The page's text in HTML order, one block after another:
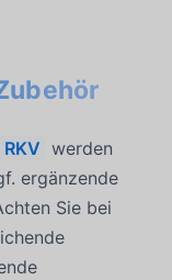
werden
ergänzende
Sie bei